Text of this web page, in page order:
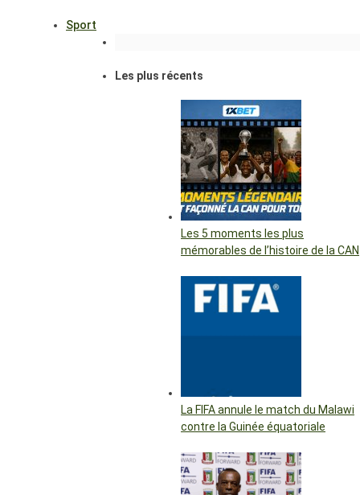
Sport
Les plus récents
Les 5 moments les plus
mémorables de l’histoire de la CAN
La FIFA annule le match du Malawi
contre la Guinée équatoriale